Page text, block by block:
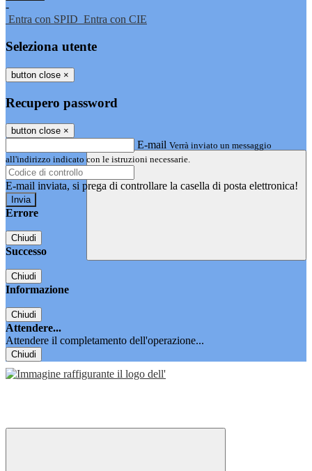
-
Entra con SPID Entra con CIE
Seleziona utente
button close ×
Recupero password
button close ×
E-mail Verrà inviato un messaggio
all'indirizzo indicato con le istruzioni necessarie.
E-mail inviata, si prega di controllare la casella di posta elettronica!
Errore
Chiudi
Successo
Chiudi
Informazione
Chiudi
Attendere...
Attendere il completamento dell'operazione...
Chiudi